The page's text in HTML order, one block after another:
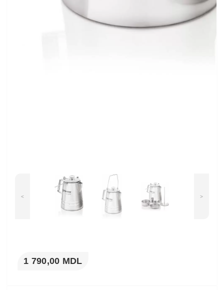
< >
1 790,00 MDL